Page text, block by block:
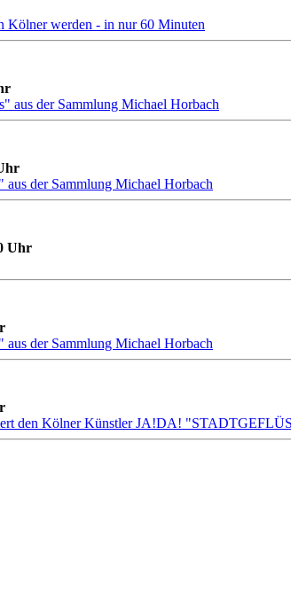
Kölner werden - in nur 60 Minuten
aus der Sammlung Michael Horbach
der Sammlung Michael Horbach
Uhr
der Sammlung Michael Horbach
den Kölner Künstler JA!DA!